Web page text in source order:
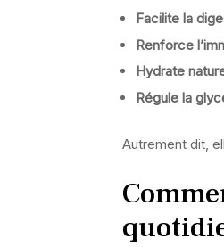
Facilite la
Renforce
Hydrate
Régule la
Autrement dit,